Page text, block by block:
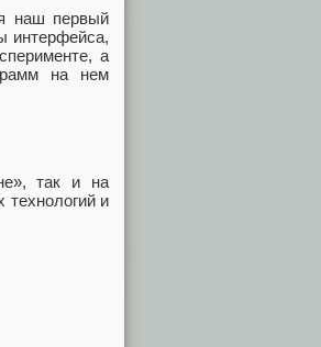
наш первый
интерфейса,
а
на нем
так и на
и